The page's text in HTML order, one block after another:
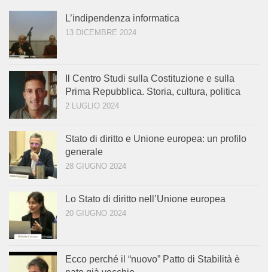
L’indipendenza informatica
13 DICEMBRE 2024
Il Centro Studi sulla Costituzione e sulla
Prima Repubblica. Storia, cultura, politica
2 LUGLIO 2024
Stato di diritto e Unione europea: un profilo
generale
28 GIUGNO 2024
Lo Stato di diritto nell’Unione europea
20 GIUGNO 2024
Ecco perché il “nuovo” Patto di Stabilità è